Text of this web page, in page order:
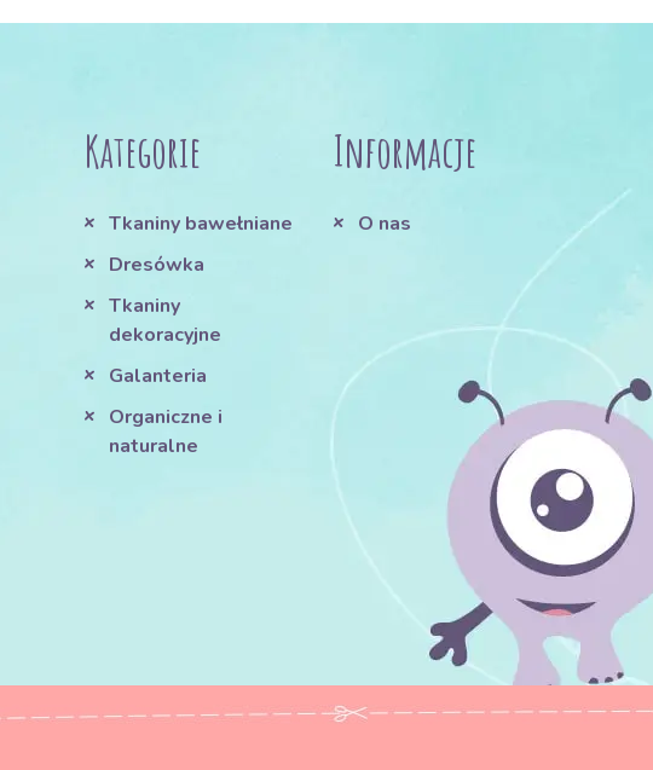
Kategorie
Tkaniny bawełniane
Dresówka
Tkaniny
dekoracyjne
Galanteria
Organiczne i
naturalne
Informacje
O nas